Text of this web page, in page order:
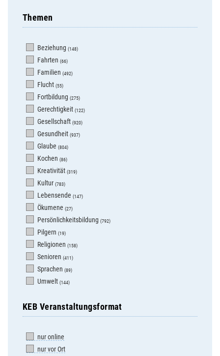
Themen
Beziehung (148)
Fahrten (66)
Familien (492)
Flucht (55)
Fortbildung (275)
Gerechtigkeit (122)
Gesellschaft (920)
Gesundheit (937)
Glaube (804)
Kochen (86)
Kreativität (319)
Kultur (783)
Lebensende (147)
Ökumene (27)
Persönlichkeitsbildung (792)
Pilgern (19)
Religionen (158)
Senioren (411)
Sprachen (89)
Umwelt (144)
KEB Veranstaltungsformat
nur online
nur vor Ort